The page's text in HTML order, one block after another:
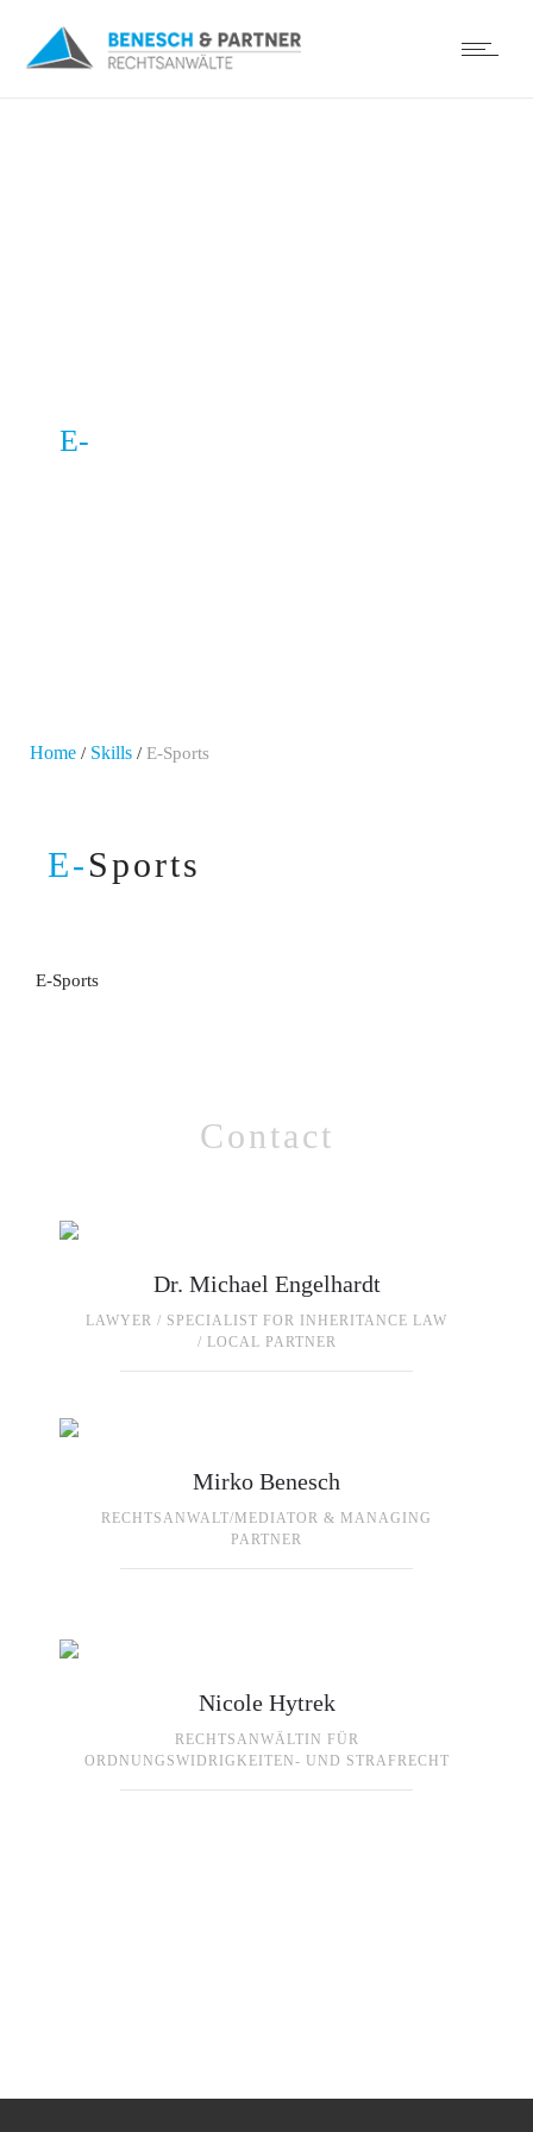
E-
Home / Skills / E-Sports
E-Sports
E-Sports
Contact
Dr. Michael Engelhardt
LAWYER / SPECIALIST FOR INHERITANCE LAW
/ LOCAL PARTNER
Mirko Benesch
RECHTSANWALT/MEDIATOR & MANAGING
PARTNER
Nicole Hytrek
RECHTSANWÄLTIN FÜR
ORDNUNGSWIDRIGKEITEN- UND STRAFRECHT